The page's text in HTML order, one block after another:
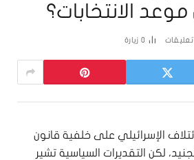
الانتخابات؟
تعليقات 0 زيارة
الإسرائيلي على خلفية قانون
لكن التقديرات السياسية تشير